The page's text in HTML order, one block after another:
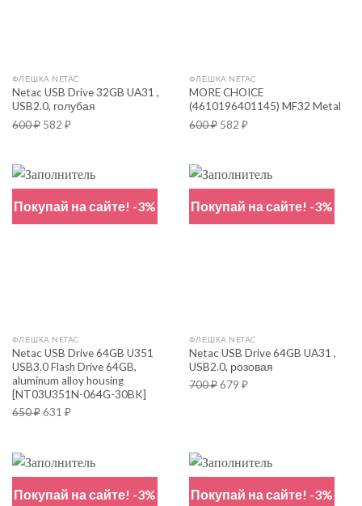
ФЛЕШКА NETAC
Netac USB Drive 32GB UA31 ,
USB2.0, голубая
600₽ 582 ₽
ФЛЕШКА NETAC
MORE CHOICE
(4610196401145) MF32 Metal
600₽ 582 ₽
Покупай на сайте! -3%
ФЛЕШКА NETAC
Netac USB Drive 64GB U351
USB3.0 Flash Drive 64GB,
aluminum alloy housing
[NT03U351N-064G-30BK]
650₽ 631 ₽
Покупай на сайте! -3%
ФЛЕШКА NETAC
Netac USB Drive 64GB UA31 ,
USB2.0, розовая
700₽ 679 ₽
Покупай на сайте! -3% Покупай на сайте! -3%